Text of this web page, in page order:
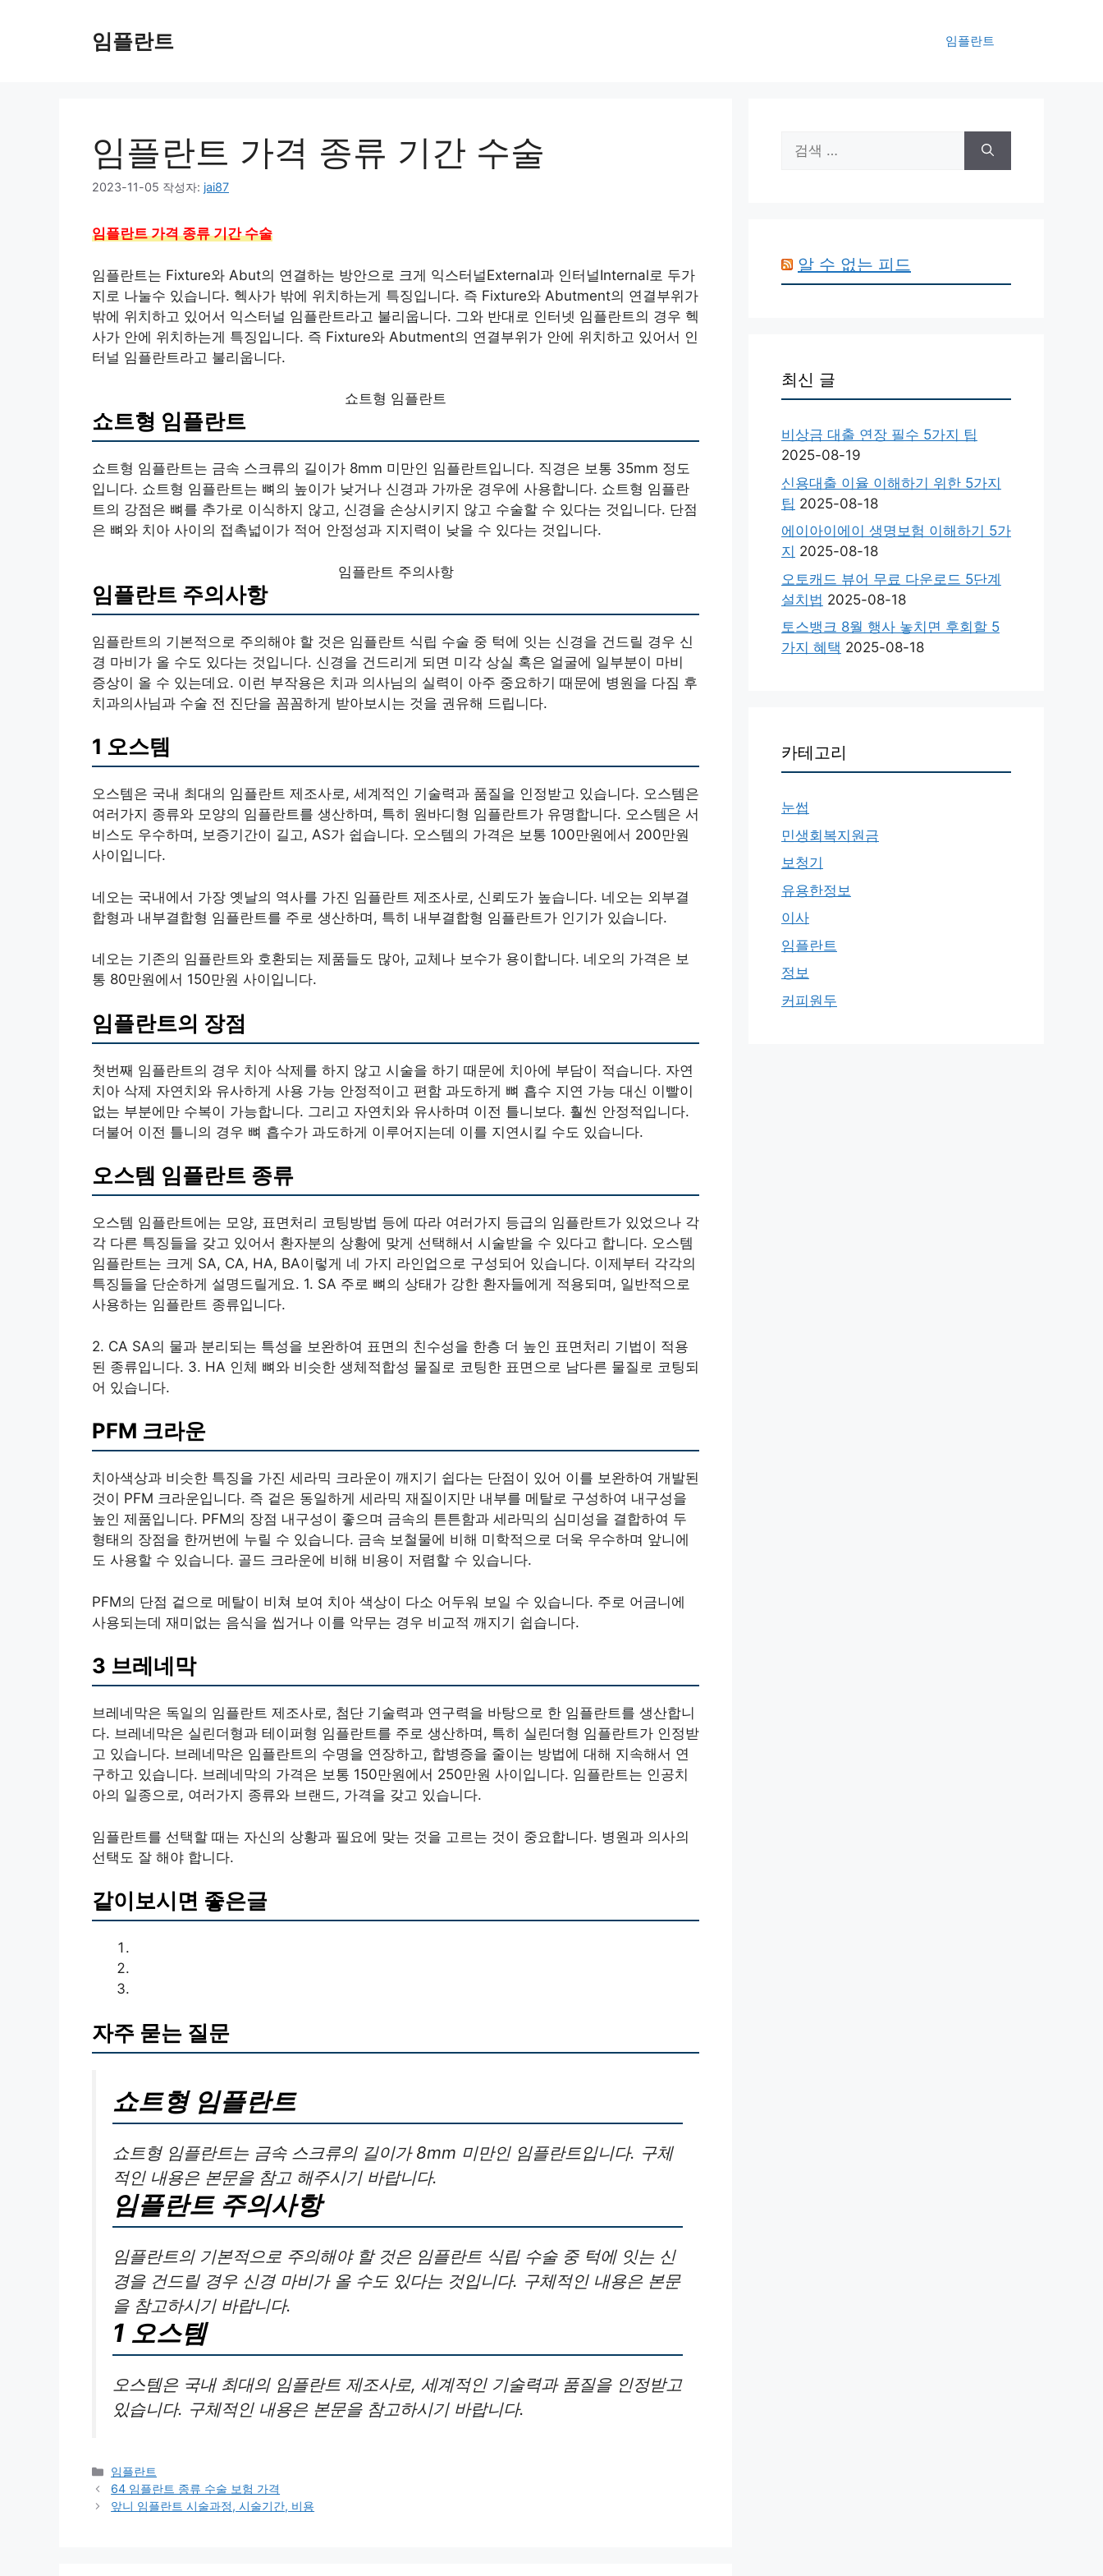
임플란트 임플란트
임플란트 가격 종류 기간 수술
2023-11-05 작성자: jai87
임플란트 가격 종류 기간 수술
임플란트는 Fixture와 Abut의 연결하는 방안으로 크게 익스터널External과 인터널Internal로 두가
지로 나눌수 있습니다. 헥사가 밖에 위치하는게 특징입니다. 즉 Fixture와 Abutment의 연결부위가
밖에 위치하고 있어서 익스터널 임플란트라고 불리웁니다. 그와 반대로 인터넷 임플란트의 경우 헥
사가 안에 위치하는게 특징입니다. 즉 Fixture와 Abutment의 연결부위가 안에 위치하고 있어서 인
터널 임플란트라고 불리웁니다.
쇼트형 임플란트
쇼트형 임플란트
쇼트형 임플란트는 금속 스크류의 길이가 8mm 미만인 임플란트입니다. 직경은 보통 35mm 정도
입니다. 쇼트형 임플란트는 뼈의 높이가 낮거나 신경과 가까운 경우에 사용합니다. 쇼트형 임플란
트의 강점은 뼈를 추가로 이식하지 않고, 신경을 손상시키지 않고 수술할 수 있다는 것입니다. 단점
은 뼈와 치아 사이의 접촉넓이가 적어 안정성과 지지력이 낮을 수 있다는 것입니다.
임플란트 주의사항
임플란트 주의사항
임플란트의 기본적으로 주의해야 할 것은 임플란트 식립 수술 중 턱에 잇는 신경을 건드릴 경우 신
경 마비가 올 수도 있다는 것입니다. 신경을 건드리게 되면 미각 상실 혹은 얼굴에 일부분이 마비
증상이 올 수 있는데요. 이런 부작용은 치과 의사님의 실력이 아주 중요하기 때문에 병원을 다짐 후
치과의사님과 수술 전 진단을 꼼꼼하게 받아보시는 것을 권유해 드립니다.
1 오스템
오스템은 국내 최대의 임플란트 제조사로, 세계적인 기술력과 품질을 인정받고 있습니다. 오스템은
여러가지 종류와 모양의 임플란트를 생산하며, 특히 원바디형 임플란트가 유명합니다. 오스템은 서
비스도 우수하며, 보증기간이 길고, AS가 쉽습니다. 오스템의 가격은 보통 100만원에서 200만원
사이입니다.
네오는 국내에서 가장 옛날의 역사를 가진 임플란트 제조사로, 신뢰도가 높습니다. 네오는 외부결
합형과 내부결합형 임플란트를 주로 생산하며, 특히 내부결합형 임플란트가 인기가 있습니다.
네오는 기존의 임플란트와 호환되는 제품들도 많아, 교체나 보수가 용이합니다. 네오의 가격은 보
통 80만원에서 150만원 사이입니다.
임플란트의 장점
첫번째 임플란트의 경우 치아 삭제를 하지 않고 시술을 하기 때문에 치아에 부담이 적습니다. 자연
치아 삭제 자연치와 유사하게 사용 가능 안정적이고 편함 과도하게 뼈 흡수 지연 가능 대신 이빨이
없는 부분에만 수복이 가능합니다. 그리고 자연치와 유사하며 이전 틀니보다. 훨씬 안정적입니다.
더불어 이전 틀니의 경우 뼈 흡수가 과도하게 이루어지는데 이를 지연시킬 수도 있습니다.
오스템 임플란트 종류
오스템 임플란트에는 모양, 표면처리 코팅방법 등에 따라 여러가지 등급의 임플란트가 있었으나 각
각 다른 특징들을 갖고 있어서 환자분의 상황에 맞게 선택해서 시술받을 수 있다고 합니다. 오스템
임플란트는 크게 SA, CA, HA, BA이렇게 네 가지 라인업으로 구성되어 있습니다. 이제부터 각각의
특징들을 단순하게 설명드릴게요. 1. SA 주로 뼈의 상태가 강한 환자들에게 적용되며, 일반적으로
사용하는 임플란트 종류입니다.
2. CA SA의 물과 분리되는 특성을 보완하여 표면의 친수성을 한층 더 높인 표면처리 기법이 적용
된 종류입니다. 3. HA 인체 뼈와 비슷한 생체적합성 물질로 코팅한 표면으로 남다른 물질로 코팅되
어 있습니다.
PFM 크라운
치아색상과 비슷한 특징을 가진 세라믹 크라운이 깨지기 쉽다는 단점이 있어 이를 보완하여 개발된
것이 PFM 크라운입니다. 즉 겉은 동일하게 세라믹 재질이지만 내부를 메탈로 구성하여 내구성을
높인 제품입니다. PFM의 장점 내구성이 좋으며 금속의 튼튼함과 세라믹의 심미성을 결합하여 두
형태의 장점을 한꺼번에 누릴 수 있습니다. 금속 보철물에 비해 미학적으로 더욱 우수하며 앞니에
도 사용할 수 있습니다. 골드 크라운에 비해 비용이 저렴할 수 있습니다.
PFM의 단점 겉으로 메탈이 비쳐 보여 치아 색상이 다소 어두워 보일 수 있습니다. 주로 어금니에
사용되는데 재미없는 음식을 씹거나 이를 악무는 경우 비교적 깨지기 쉽습니다.
3 브레네막
브레네막은 독일의 임플란트 제조사로, 첨단 기술력과 연구력을 바탕으로 한 임플란트를 생산합니
다. 브레네막은 실린더형과 테이퍼형 임플란트를 주로 생산하며, 특히 실린더형 임플란트가 인정받
고 있습니다. 브레네막은 임플란트의 수명을 연장하고, 합병증을 줄이는 방법에 대해 지속해서 연
구하고 있습니다. 브레네막의 가격은 보통 150만원에서 250만원 사이입니다. 임플란트는 인공치
아의 일종으로, 여러가지 종류와 브랜드, 가격을 갖고 있습니다.
임플란트를 선택할 때는 자신의 상황과 필요에 맞는 것을 고르는 것이 중요합니다. 병원과 의사의
선택도 잘 해야 합니다.
같이보시면 좋은글
자주 묻는 질문
쇼트형 임플란트
쇼트형 임플란트는 금속 스크류의 길이가 8mm 미만인 임플란트입니다. 구체
적인 내용은 본문을 참고 해주시기 바랍니다.
임플란트 주의사항
임플란트의 기본적으로 주의해야 할 것은 임플란트 식립 수술 중 턱에 잇는 신
경을 건드릴 경우 신경 마비가 올 수도 있다는 것입니다. 구체적인 내용은 본문
을 참고하시기 바랍니다.
1 오스템
오스템은 국내 최대의 임플란트 제조사로, 세계적인 기술력과 품질을 인정받고
있습니다. 구체적인 내용은 본문을 참고하시기 바랍니다.
카
테
고
임플란트
64 임플란트 종류 수술 보험 가격
앞니 임플란트 시술과정, 시술기간, 비용
색:
알 수 없는 피드
최신 글
비상금 대출 연장 필수 5가지 팁
2025-08-19
신용대출 이율 이해하기 위한 5가지
팁 2025-08-18
에이아이에이 생명보험 이해하기 5가
지 2025-08-18
오토캐드 뷰어 무료 다운로드 5단계
설치법 2025-08-18
토스뱅크 8월 행사 놓치면 후회할 5
가지 혜택 2025-08-18
카테고리
눈썹
민생회복지원금
보청기
유용한정보
이사
임플란트
정보
커피원두